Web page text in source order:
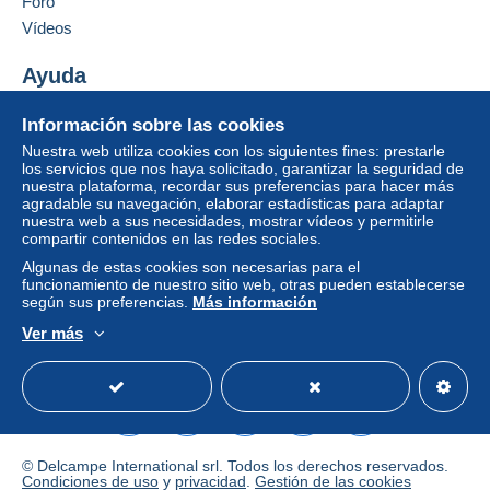
oder nutzen Sie die günstige Fehllistenbearbeitung.
Weitere Kataloge, Marken, Serien und Blocks sind
cláusulas relativas al pago, estas se considerarán
nulas. Las condiciones de pago de la página web
Delcampe, tal y como se definen en las
Las compras deben pagarse en un plazo de14
díasa partir de la recepción de la declaración final
del vendedor.
Derecho de retracto|Gastos de devolución a
cargo del comprador.
Para saber el plazo de devolución y de reembolso
del artículo,
D / Germany : Normalbrief 1,00€, Doppelbrief
E-Brief als Einwurf-Brief plus 2,35€
Información sobre las cookies
Nuestra web utiliza cookies con los siguientes fines: prestarle
los servicios que nos haya solicitado, garantizar la seguridad de
nuestra plataforma, recordar sus preferencias para hacer más
agradable su navegación, elaborar estadísticas para adaptar
nuestra web a sus necesidades, mostrar vídeos y permitirle
compartir contenidos en las redes sociales.
Algunas de estas cookies son necesarias para el
funcionamiento de nuestro sitio web, otras pueden establecerse
según sus preferencias. Más información
Ver más
Vídeos
Ayuda
Comprar en Delcampe
Vender en Delcampe
Una página securizada
© Delcampe International srl. Todos los derechos reservados.
Condiciones de uso y privacidad. Gestión de las cookies